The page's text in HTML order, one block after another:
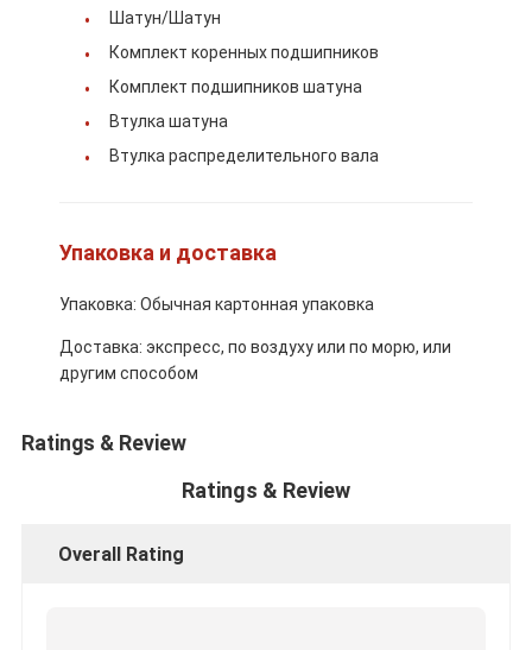
Детали двигателя CUMMINS
Части двигателей MITSUBISHI
Части двигателей John Deere
Части двигателя DOOSAN
Части двигателей YANMAR
машинные части weichai
Детали двигателя Perkins
Шатун/Шатун
Комплект коренных подшипников
Комплект подшипников шатуна
Втулка шатуна
Втулка распределительного вала
Упаковка и доставка
Упаковка: Обычная картонная упаковка
Доставка: экспресс, по воздуху или по морю, или
другим способом
Ratings & Review
Ratings & Review
Overall Rating